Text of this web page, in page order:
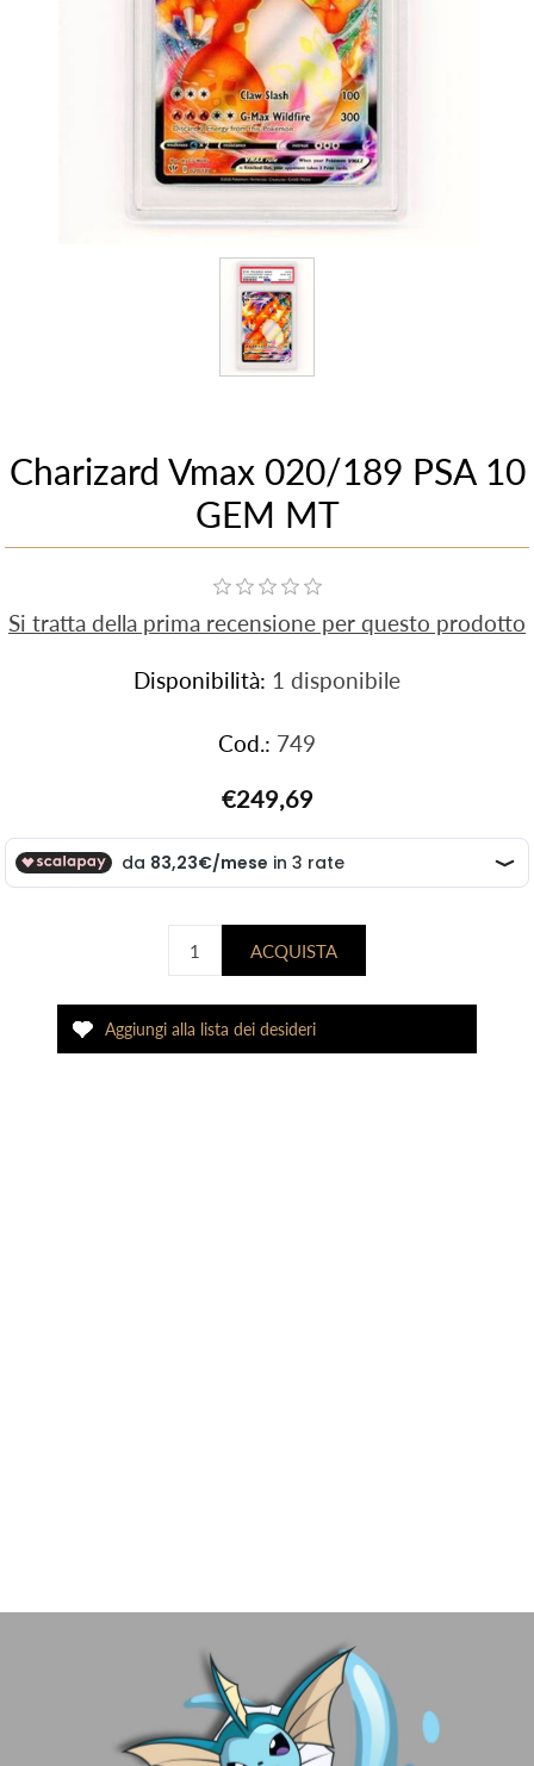
Charizard Vmax 020/189 PSA 10
GEM MT
Si tratta della prima recensione per questo prodotto
Disponibilità: 1 disponibile
Cod.: 749
€249,69